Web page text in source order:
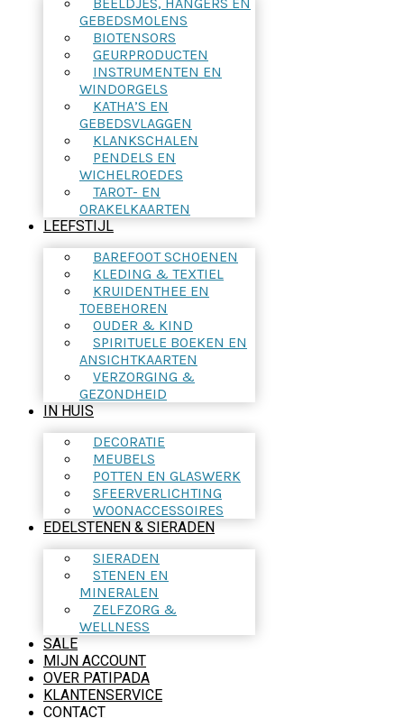
GEBEDSMOLENS
BIOTENSORS
GEURPRODUCTEN
INSTRUMENTEN EN
WINDORGELS
KATHA’S EN
GEBEDSVLAGGEN
KLANKSCHALEN
PENDELS EN
WICHELROEDES
TAROT- EN
ORAKELKAARTEN
LEEFSTIJL
BAREFOOT SCHOENEN
KLEDING & TEXTIEL
KRUIDENTHEE EN
TOEBEHOREN
OUDER & KIND
SPIRITUELE BOEKEN EN
ANSICHTKAARTEN
VERZORGING &
GEZONDHEID
IN HUIS
DECORATIE
MEUBELS
POTTEN EN GLASWERK
SFEERVERLICHTING
WOONACCESSOIRES
EDELSTENEN & SIERADEN
SIERADEN
STENEN EN
MINERALEN
ZELFZORG &
WELLNESS
SALE
MIJN ACCOUNT
OVER PATIPADA
KLANTENSERVICE
CONTACT